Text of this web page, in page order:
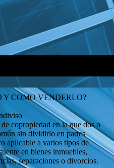
Y COMO VENDERLO?
copropiedad en la que dos o
sin dividirlo en partes
aplicable a varios tipos de
en bienes inmuebles,
separaciones o divorcios.